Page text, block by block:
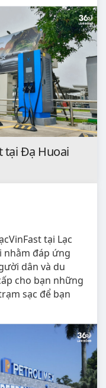
tại Đạ Huoai
tại Lạc
nhằm đáp ứng
dân và du
cho bạn những
sạc để bạn